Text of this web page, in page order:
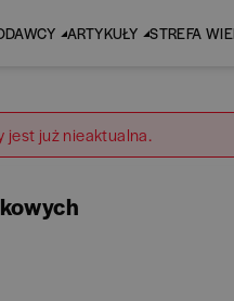
ARTYKUŁY STREFA
już nieaktualna.